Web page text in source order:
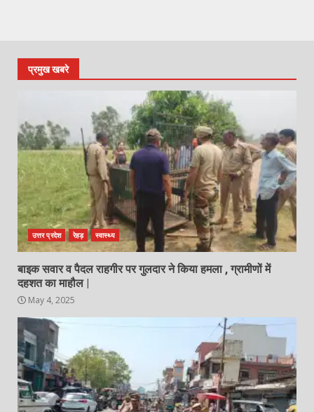
प्रमुख खबरे
उत्तर प्रदेश रेहड़ स्वास्थ्य
बाइक सवार व पैदल राहगीर पर गुलदार ने किया हमला , ग्रामीणों में
दहशत का माहौल |
May 4, 2025